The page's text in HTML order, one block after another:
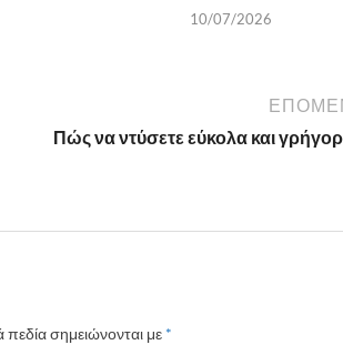
10/07/2026
Πώς να ντύσετε εύκολα και
σημειώνονται με *